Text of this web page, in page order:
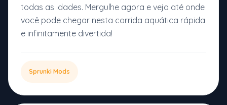
todas as idades. Mergulhe agora e veja até onde
você pode chegar nesta corrida aquática rápida
e infinitamente divertida!
Sprunki Mods